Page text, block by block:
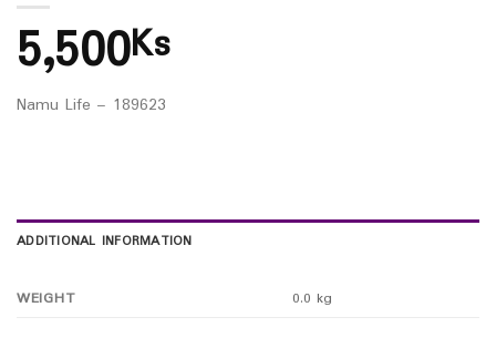
5,500Ks
Namu Life – 189623
ADDITIONAL INFORMATION
WEIGHT 0.0 kg